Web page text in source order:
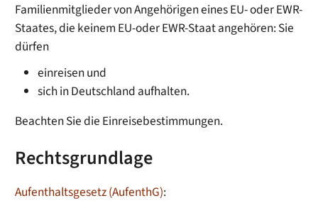
Familienmitglieder von Angehörigen eines EU- oder EWR-
Staates, die keinem EU-oder EWR-Staat angehören: Sie
dürfen
einreisen und
sich in Deutschland aufhalten.
Beachten Sie die Einreisebestimmungen.
Rechtsgrundlage
Aufenthaltsgesetz (AufenthG):